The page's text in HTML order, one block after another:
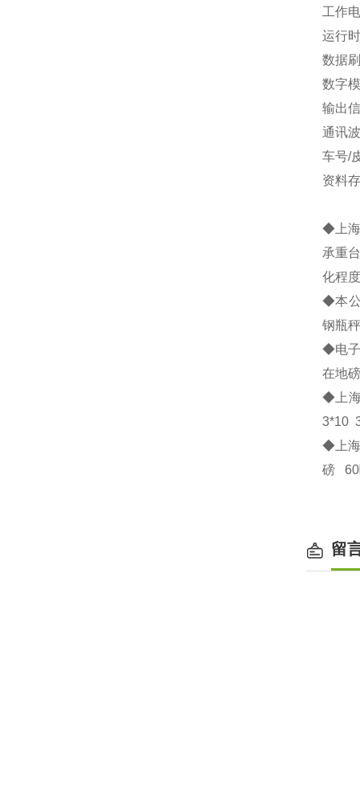
工作
运
数据
数字
输出
通讯
车号/
资
◆上
承重
化程
◆本公
钢瓶
◆电
在地
◆上
3*10
◆上
磅 60
留